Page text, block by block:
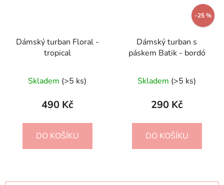
Dámský turban Floral -
tropical
Skladem (>5 ks)
490 Kč
DO KOŠÍKU
–25 %
Dámský turban s
páskem Batik - bordó
Skladem (>5 ks)
290 Kč
DO KOŠÍKU